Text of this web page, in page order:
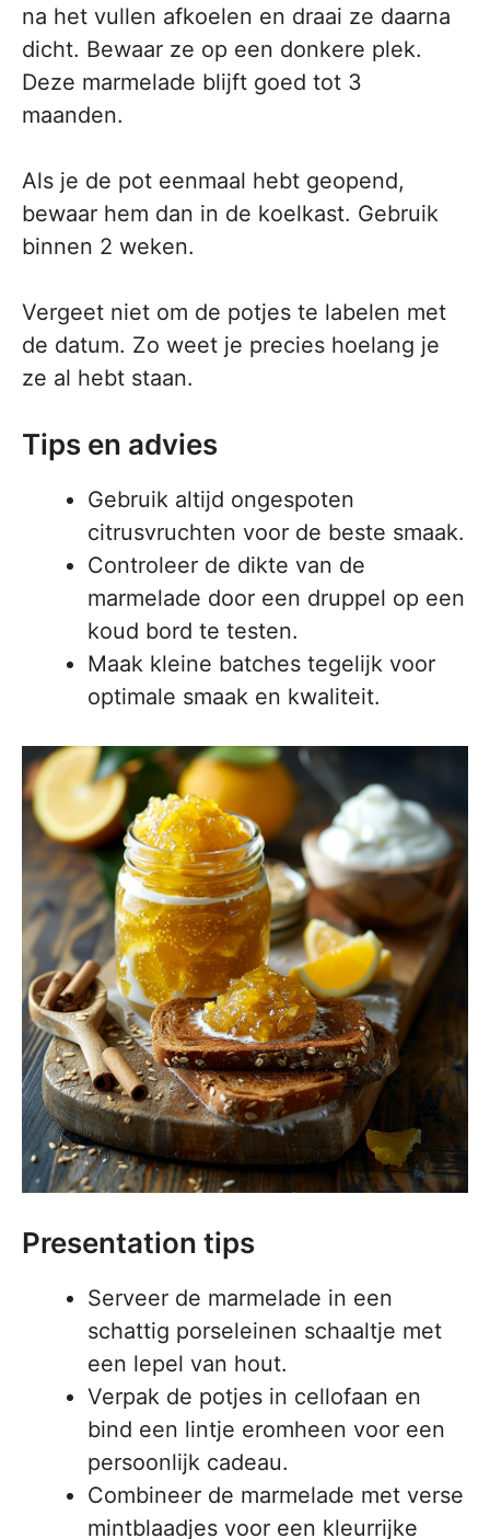
na het vullen afkoelen en draai ze daarna
dicht. Bewaar ze op een donkere plek.
Deze marmelade blijft goed tot 3
maanden.
Als je de pot eenmaal hebt geopend,
bewaar hem dan in de koelkast. Gebruik
binnen 2 weken.
Vergeet niet om de potjes te labelen met
de datum. Zo weet je precies hoelang je
ze al hebt staan.
Tips en advies
Gebruik altijd ongespoten
citrusvruchten voor de beste smaak.
Controleer de dikte van de
marmelade door een druppel op een
koud bord te testen.
Maak kleine batches tegelijk voor
optimale smaak en kwaliteit.
Presentation tips
Serveer de marmelade in een
schattig porseleinen schaaltje met
een lepel van hout.
Verpak de potjes in cellofaan en
bind een lintje eromheen voor een
persoonlijk cadeau.
Combineer de marmelade met verse
mintblaadjes voor een kleurrijke